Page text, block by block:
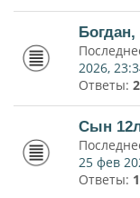
Богдан,
2026,
Ответы: 2
Сын
25 фев
Ответы: 1